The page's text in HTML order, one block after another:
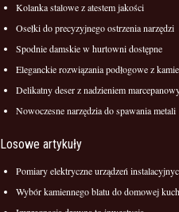
Kolanka stalowe z atestem jakości
Osełki do precyzyjnego ostrzenia narzędzi
Spodnie damskie w hurtowni dostępne
Eleganckie rozwiązania podłogowe z
Delikatny deser z nadzieniem
Nowoczesne narzędzia do spawania metali
Losowe artykuły
Pomiary elektryczne urządzeń
Wybór kamiennego blatu do domowej